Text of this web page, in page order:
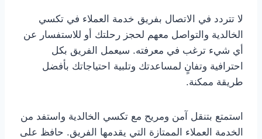
لا تتردد في الاتصال بفريق خدمة العملاء في تكسي
الخالدية والتواصل معهم لحجز رحلتك أو للاستفسار عن
أي شيء ترغب في معرفته. سيعمل الفريق بكل
احترافية وتفانٍ لمساعدتك وتلبية احتياجاتك بأفضل
طريقة ممكنة.
استمتع بتنقل آمن ومريح مع تكسي الخالدية واستفد من
الخدمة العملاء الممتازة التي يقدمها الفريق. حافظ على